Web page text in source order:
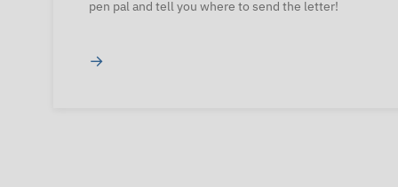
pen pal and tell you where to send the letter!
→